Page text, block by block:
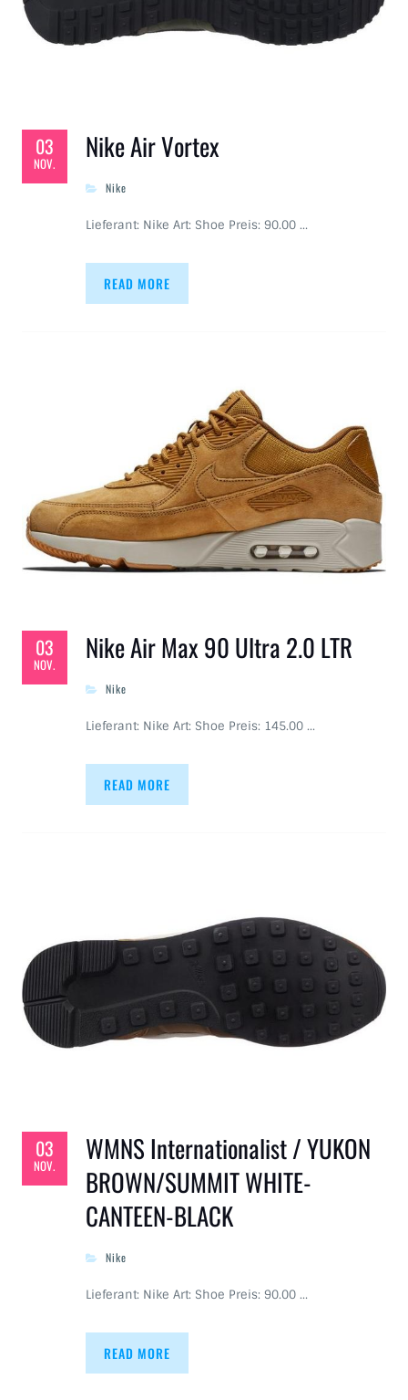
03
NOV. Nike Air Vortex
Nike
Lieferant: Nike Art: Shoe Preis: 90.00 …
READ MORE
03
NOV. Nike Air Max 90 Ultra 2.0 LTR
Nike
Lieferant: Nike Art: Shoe Preis: 145.00 …
READ MORE
03
NOV.
WMNS Internationalist / YUKON
BROWN/SUMMIT WHITE-
CANTEEN-BLACK
Nike
Lieferant: Nike Art: Shoe Preis: 90.00 …
READ MORE